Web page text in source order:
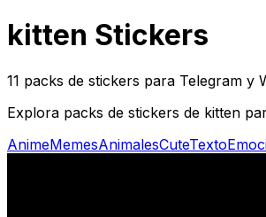
kitten Stickers
11 packs de stickers para Telegram y
Explora packs de stickers de kitten
AnimeMemesAnimalesCuteTexto